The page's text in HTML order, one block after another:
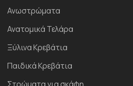
Ανωστρώματα
Ανατομικά Τελάρα
Ξύλινα Κρεβάτια
Παιδικά Κρεβάτια